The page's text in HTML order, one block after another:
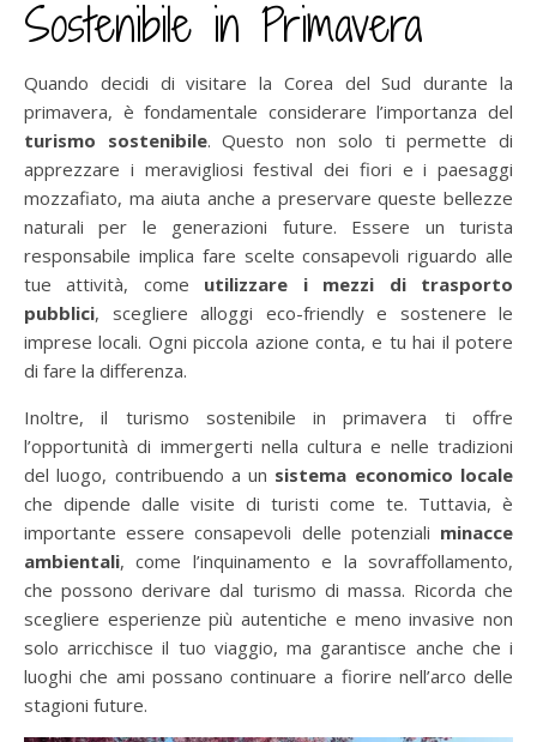
Sostenibile in Primavera
Quando decidi di visitare la Corea del Sud durante la
primavera, è fondamentale considerare l’importanza del
turismo sostenibile. Questo non solo ti permette di
apprezzare i meravigliosi festival dei fiori e i paesaggi
mozzafiato, ma aiuta anche a preservare queste bellezze
naturali per le generazioni future. Essere un turista
responsabile implica fare scelte consapevoli riguardo alle
tue attività, come utilizzare i mezzi di trasporto
pubblici, scegliere alloggi eco-friendly e sostenere le
imprese locali. Ogni piccola azione conta, e tu hai il potere
di fare la differenza.
Inoltre, il turismo sostenibile in primavera ti offre
l’opportunità di immergerti nella cultura e nelle tradizioni
del luogo, contribuendo a un sistema economico locale
che dipende dalle visite di turisti come te. Tuttavia, è
importante essere consapevoli delle potenziali minacce
ambientali, come l’inquinamento e la sovraffollamento,
che possono derivare dal turismo di massa. Ricorda che
scegliere esperienze più autentiche e meno invasive non
solo arricchisce il tuo viaggio, ma garantisce anche che i
luoghi che ami possano continuare a fiorire nell’arco delle
stagioni future.